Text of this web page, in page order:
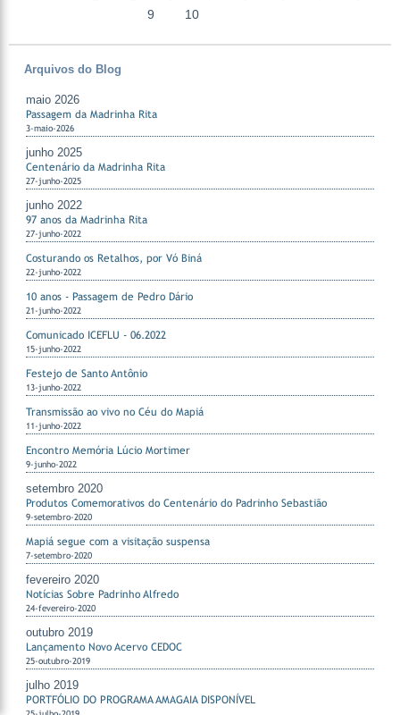
9
10
Arquivos do Blog
maio 2026
Passagem da Madrinha Rita
3-maio-2026
junho 2025
Centenário da Madrinha Rita
27-junho-2025
junho 2022
97 anos da Madrinha Rita
27-junho-2022
Costurando os Retalhos, por Vó Biná
22-junho-2022
10 anos - Passagem de Pedro Dário
21-junho-2022
Comunicado ICEFLU - 06.2022
15-junho-2022
Festejo de Santo Antônio
13-junho-2022
Transmissão ao vivo no Céu do Mapiá
11-junho-2022
Encontro Memória Lúcio Mortimer
9-junho-2022
setembro 2020
Produtos Comemorativos do Centenário do Padrinho Sebastião
9-setembro-2020
Mapiá segue com a visitação suspensa
7-setembro-2020
fevereiro 2020
Notícias Sobre Padrinho Alfredo
24-fevereiro-2020
outubro 2019
Lançamento Novo Acervo CEDOC
25-outubro-2019
julho 2019
PORTFÓLIO DO PROGRAMA AMAGAIA DISPONÍVEL